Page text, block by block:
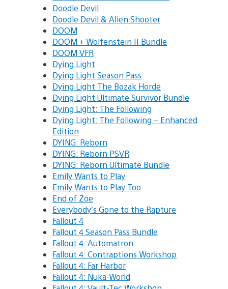
Doodle Devil
Doodle Devil & Alien Shooter
DOOM
DOOM + Wolfenstein II Bundle
DOOM VFR
Dying Light
Dying Light Season Pass
Dying Light The Bozak Horde
Dying Light Ultimate Survivor Bundle
Dying Light: The Following
Dying Light: The Following – Enhanced
Edition
DYING: Reborn
DYING: Reborn PSVR
DYING: Reborn Ultimate Bundle
Emily Wants to Play
Emily Wants to Play Too
End of Zoe
Everybody’s Gone to the Rapture
Fallout 4
Fallout 4 Season Pass Bundle
Fallout 4: Automatron
Fallout 4: Contraptions Workshop
Fallout 4: Far Harbor
Fallout 4: Nuka-World